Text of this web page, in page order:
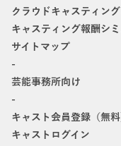
クラウドキャスティン
キャスティング報酬シ
サイトマップ
-
芸能事務所向け
-
キャスト会員登録（無料
キャストログイン